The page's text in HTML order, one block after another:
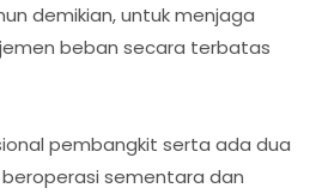
demikian, untuk menjaga
beban secara terbatas
pembangkit serta ada dua
sementara dan